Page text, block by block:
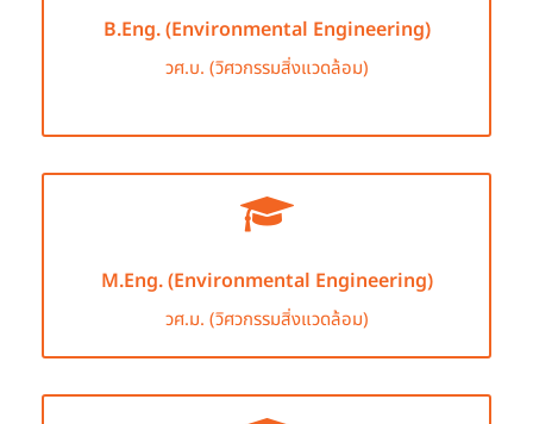
B.Eng. (Environmental Engineering)
วศ.บ. (วิศวกรรมสิ่งแวดล้อม)
M.Eng. (Environmental Engineering)
วศ.ม. (วิศวกรรมสิ่งแวดล้อม)